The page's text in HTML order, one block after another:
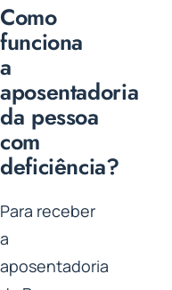
Como
funciona
a
aposentadoria
da pessoa
com
deficiência?
Para receber
a
aposentadoria